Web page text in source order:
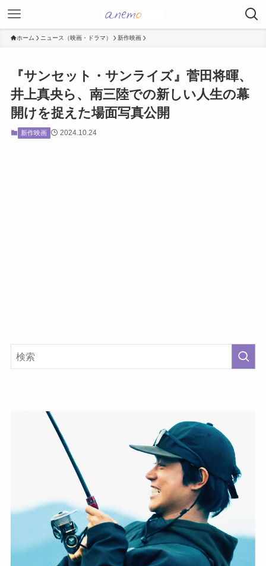
ホーム ニュース（映画・ドラマ） 新作映画
『サンセット・サンライズ』菅田将暉、
井上真央ら、南三陸での新しい人生の幕
開けを捉えた場面写真公開
新作映画 2024.10.24